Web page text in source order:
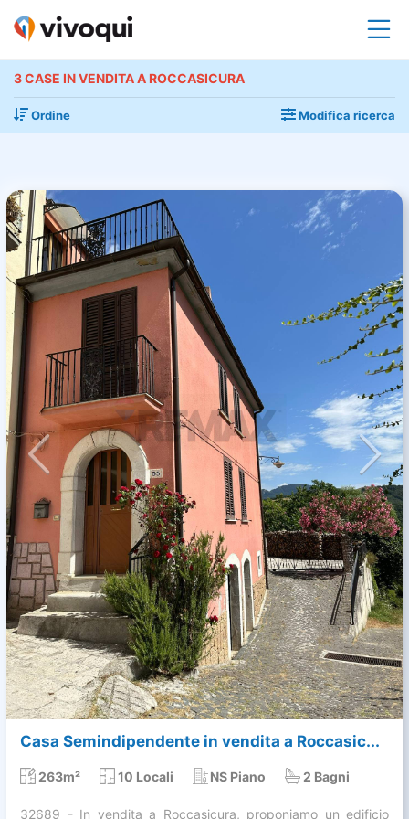
3 CASE IN VENDITA A ROCCASICURA
Ordine Modifica ricerca
Casa Semindipendente in vendita a Roccasic...
263m² 10 Locali NS Piano 2 Bagni
32689 - In vendita a Roccasicura, proponiamo un edificio